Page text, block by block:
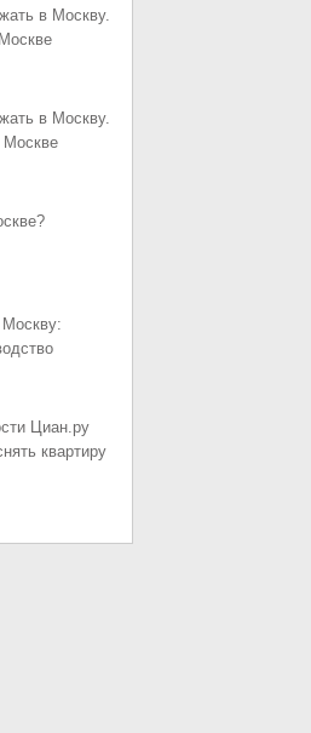
в Москву.
в Москву.
Москву:
Циан.ру
квартиру